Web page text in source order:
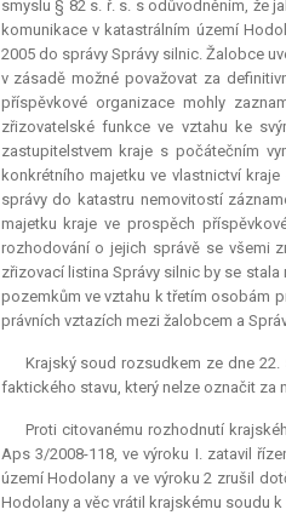
smyslu § 82 s. ř. s. s odůvodněním, že
komunikace v katastrálním území
2005 do správy Správy silnic. Žalobce
v zásadě možné považovat za
příspěvkové organizace mohly
zřizovatelské funkce ve vztahu ke
zastupitelstvem kraje s počátečním
konkrétního majetku ve vlastnictví
správy do katastru nemovitostí
majetku kraje ve prospěch
rozhodování o jejich správě se všemi
zřizovací listina Správy silnic by se
pozemkům ve vztahu k třetím osobám
právních vztazích mezi žalobcem a
Krajský soud rozsudkem ze dne
faktického stavu, který nelze označit za
Proti citovanému rozhodnutí
Aps 3/2008-118, ve výroku I. zatavil
území Hodolany a ve výroku 2 zrušil
Hodolany a věc vrátil krajskému soudu